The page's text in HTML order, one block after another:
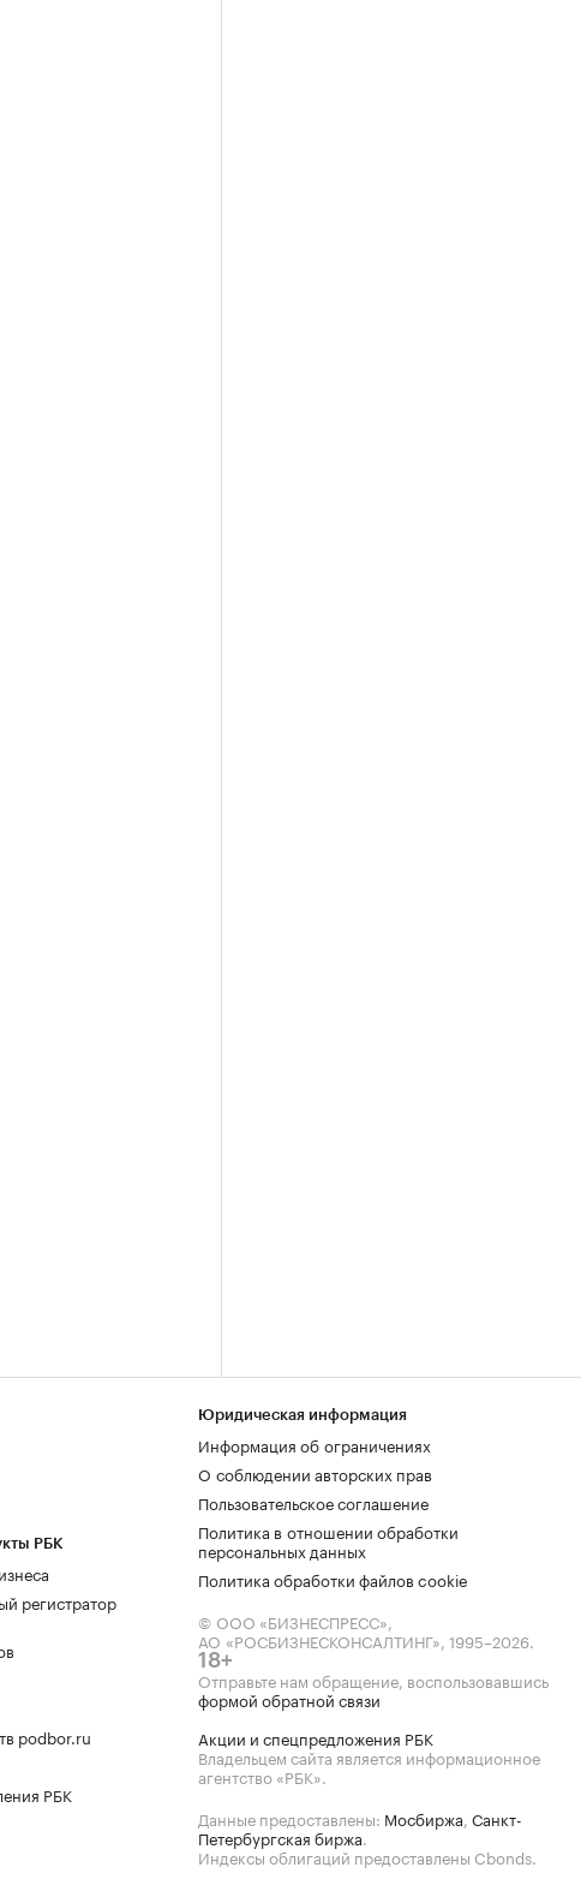
РБК
регистратор
podbor.ru
РБК
Юридическая информация
Информация об ограничениях
О соблюдении авторских прав
Пользовательское соглашение
Политика в отношении обработки
персональных данных
Политика обработки файлов cookie
© ООО «БИЗНЕСПРЕСС»,
АО «РОСБИЗНЕСКОНСАЛТИНГ», 1995–2026.
18+
Отправьте нам обращение, воспользовавшись
формой обратной связи
Акции и спецпредложения РБК
Владельцем сайта является информационное
агентство «РБК».
Данные предоставлены: Мосбиржа, Санкт-
Петербургская биржа.
Индексы облигаций предоставлены Cbonds.